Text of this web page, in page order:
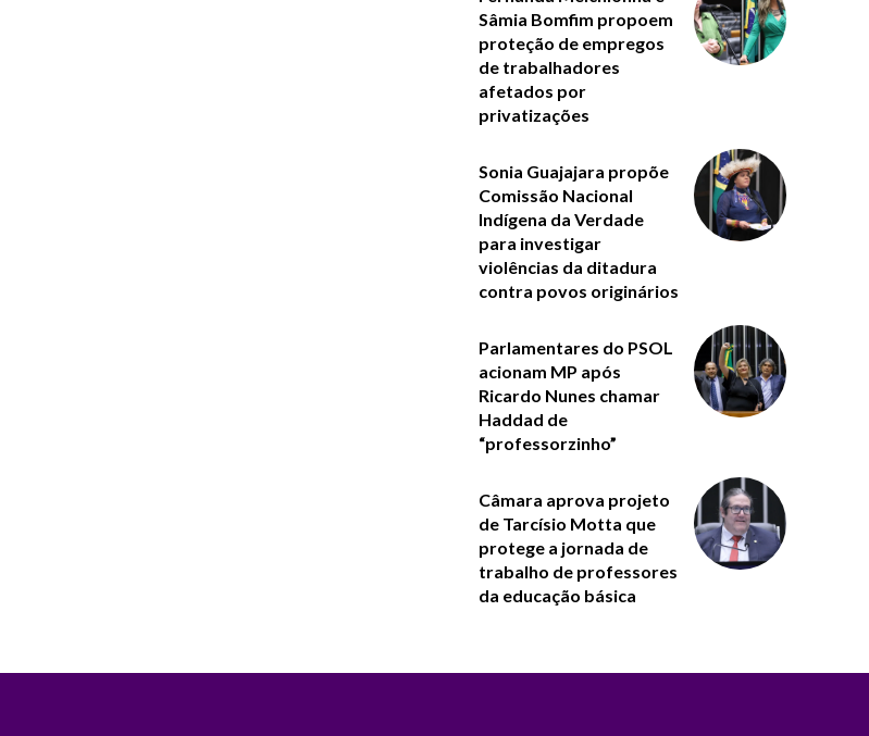
Sâmia Bomfim propoem
proteção de empregos
de trabalhadores
afetados por
privatizações
Sonia Guajajara propõe
Comissão Nacional
Indígena da Verdade
para investigar
violências da ditadura
contra povos originários
Parlamentares do PSOL
acionam MP após
Ricardo Nunes chamar
Haddad de
“professorzinho”
Câmara aprova projeto
de Tarcísio Motta que
protege a jornada de
trabalho de professores
da educação básica